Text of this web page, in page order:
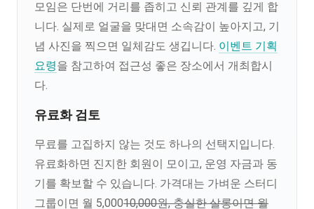
모임은 단번에 거리를 좁히고 신뢰 관계를 깊게 합
니다. 실제로 얼굴을 맞대면 소속감이 높아지고, 기
념 사진을 찍으면 일체감도 생깁니다. 이벤트 기획
요령을 참고하여 접근성 좋은 장소에서 개최합시
다.
유료화 검토
무료를 고집하지 않는 것도 하나의 선택지입니다.
유료화하면 진지한 회원이 모이고, 운영 자금과 동
기를 확보할 수 있습니다. 가격대는 가벼운 스터디
그룹이면 월 5,00010,000원, 충실한 살롱이면 월